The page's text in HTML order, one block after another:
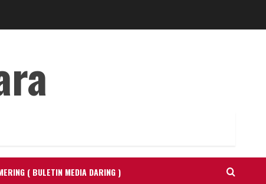
( BULETIN MEDIA DARING )